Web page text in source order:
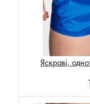
Яскраві,